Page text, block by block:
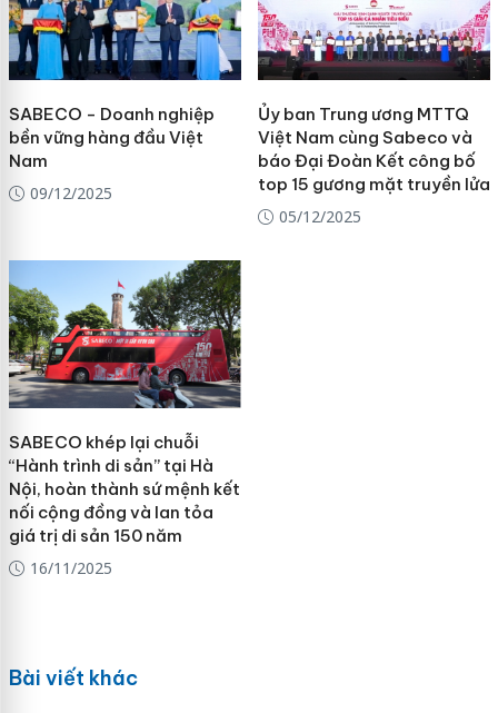
SABECO - Doanh nghiệp
bền vững hàng đầu Việt
Nam
09/12/2025
Ủy ban Trung ương MTTQ
Việt Nam cùng Sabeco và
báo Đại Đoàn Kết công bố
top 15 gương mặt truyền lửa
05/12/2025
SABECO khép lại chuỗi
“Hành trình di sản” tại Hà
Nội, hoàn thành sứ mệnh kết
nối cộng đồng và lan tỏa
giá trị di sản 150 năm
16/11/2025
Bài viết khác